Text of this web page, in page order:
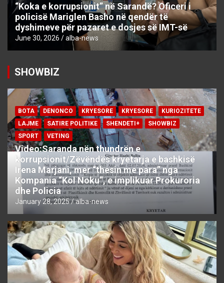
“Koka e korrupsionit” në Sarandë? Oficeri i
policisë Mariglen Basho në qendër të
dyshimeve për pazaret e dosjes së IMT-së
June 30, 2026 alba-news
SHOWBIZ
BOTA DENONCO KRYESORE KRYESORE
KURIOZITETE
LAJME
SATIRE POLITIKE SHENDETI+
SHOWBIZ
SPORT
VETING
Video:Saranda nën thundrën e
korrupsionit/Zëvëndës kryetarja e bashkisë
Irena Marjani, mer “thesin me para” nga
Kompania “Kol Noku”, e implikuar Prokuroria
dhe Policia
January 28, 2025 alba-news